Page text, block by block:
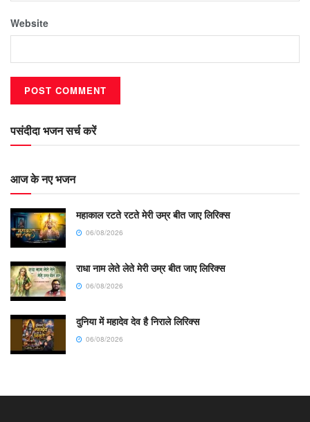
Website
पसंदीदा भजन सर्च करें
आज के नए भजन
महाकाल रटते रटते मेरी उम्र बीत जाए लिरिक्स
06/08/2026
राधा नाम लेते लेते मेरी उम्र बीत जाए लिरिक्स
06/08/2026
दुनिया में महादेव देव है निराले लिरिक्स
06/08/2026